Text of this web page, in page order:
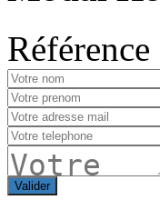
Valider